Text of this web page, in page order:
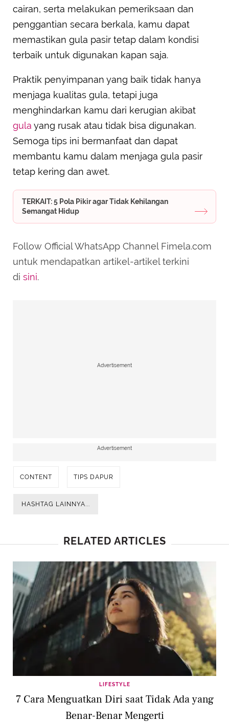
cairan, serta melakukan pemeriksaan dan
penggantian secara berkala, kamu dapat
memastikan gula pasir tetap dalam kondisi
terbaik untuk digunakan kapan saja.
Praktik penyimpanan yang baik tidak hanya
menjaga kualitas gula, tetapi juga
menghindarkan kamu dari kerugian akibat
gula yang rusak atau tidak bisa digunakan.
Semoga tips ini bermanfaat dan dapat
membantu kamu dalam menjaga gula pasir
tetap kering dan awet.
TERKAIT: 5 Pola Pikir agar Tidak Kehilangan
Semangat Hidup
Follow Official WhatsApp Channel Fimela.com
untuk mendapatkan artikel-artikel terkini
di sini.
Advertisement
Advertisement
CONTENT TIPS DAPUR
HASHTAG LAINNYA...
RELATED ARTICLES
LIFESTYLE
7 Cara Menguatkan Diri saat Tidak Ada yang
Benar-Benar Mengerti